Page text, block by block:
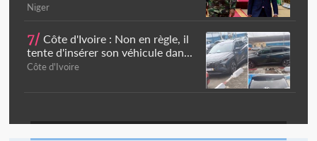
Niger
7/ Côte d'Ivoire : Non en règle, il
tente d'insérer son véhicule dan...
Côte d'Ivoire